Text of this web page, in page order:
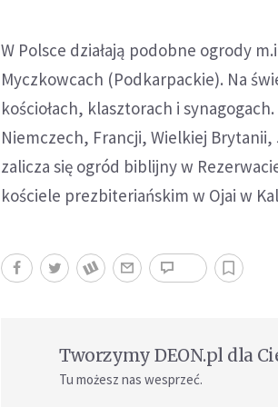
W Polsce działają podobne ogrody
Myczkowcach (Podkarpackie). Na
kościołach, klasztorach i
Niemczech, Francji, Wielkiej
zalicza się ogród biblijny w
kościele prezbiteriańskim w Ojai w
Tworzymy DEON.pl dla
Tu możesz nas wesprzeć.